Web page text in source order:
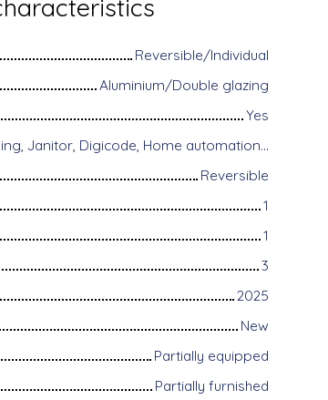
Reversible/Individual
Aluminium/Double glazing
Yes
Disabled access, Air conditioning, Janitor, Digicode, Home automation equipment, Fiber optic Internet, Guardian, Intercom, Motorized gate, Armored door, Alarm system, Videophone
Reversible
1
1
3
2025
New
Partially equipped
Partially furnished